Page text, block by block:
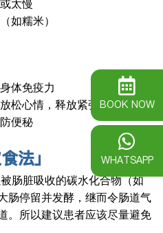
太慢
如糯米）
体免疫力
松心情，释放紧张神经
便秘
法」
肠脏吸收的碳水化合物（如
肠停留并发酵，继而令肠道气
。所以建议患者应该尽量避免
BOOK NOW
WHATSAPP